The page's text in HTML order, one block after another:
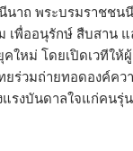
นาถ พระบรมราชชน
เพื่ออนุรักษ์ สืบสาน
ใหม่ โดยเปิดเวทีให้
ร่วมถ่ายทอดองค์คว
รงบันดาลใจแก่คนรุ่